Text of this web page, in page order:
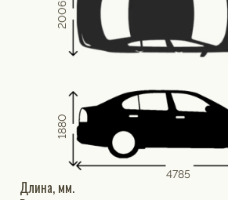
4785
1880
2006
Длина, мм.